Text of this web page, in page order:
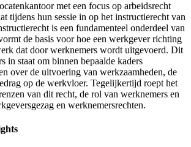
met een focus op arbeidsrecht
tijdens hun sessie in op het instructierecht van
is een fundamenteel onderdeel van
de basis voor hoe een werkgever richting
dat door werknemers wordt uitgevoerd. Dit
in staat om binnen bepaalde kaders
over de uitvoering van werkzaamheden, de
op de werkvloer. Tegelijkertijd roept het
van dit recht, de rol van werknemers en
en werknemersrechten.